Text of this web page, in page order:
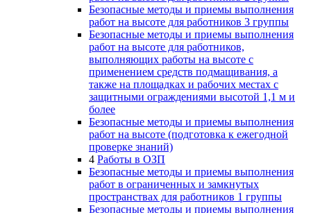
Безопасные методы и приемы выполнения
работ на высоте для работников 3 группы
Безопасные методы и приемы выполнения
работ на высоте для работников,
выполняющих работы на высоте с
применением средств подмащивания, а
также на площадках и рабочих местах с
защитными ограждениями высотой 1,1 м и
более
Безопасные методы и приемы выполнения
работ на высоте (подготовка к ежегодной
проверке знаний)
4 Работы в ОЗП
Безопасные методы и приемы выполнения
работ в ограниченных и замкнутых
пространствах для работников 1 группы
Безопасные методы и приемы выполнения